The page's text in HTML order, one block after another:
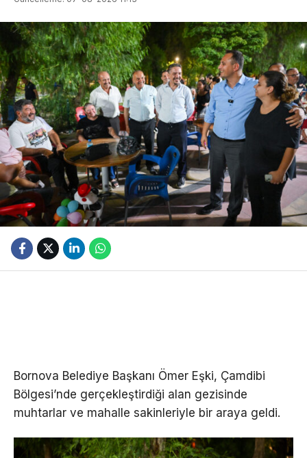
Bornova Belediye Başkanı Ömer Eşki, Çamdibi
Bölgesi’nde gerçekleştirdiği alan gezisinde
muhtarlar ve mahalle sakinleriyle bir araya geldi.